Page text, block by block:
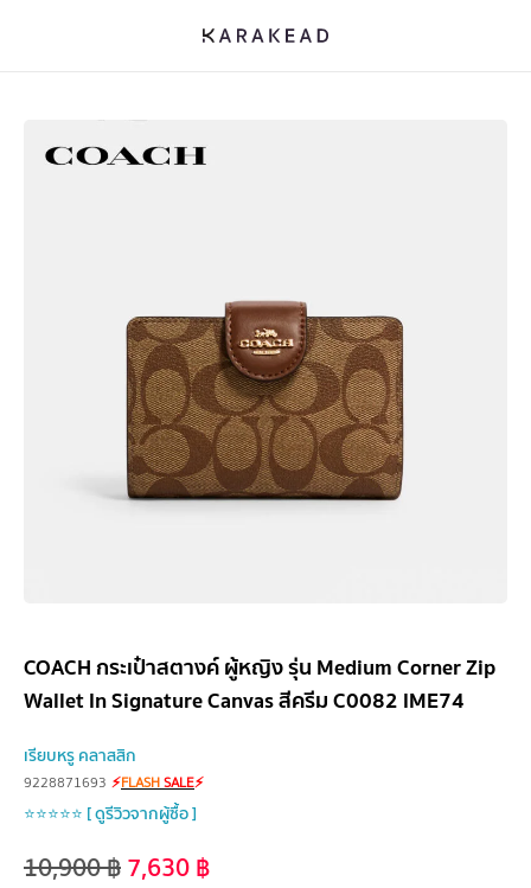
COACH กระเป๋าสตางค์ ผู้หญิง รุ่น Medium Corner Zip
Wallet In Signature Canvas สีครีม C0082 IME74
เรียบหรู คลาสสิก
9228871693 ⚡FLASHSALE⚡
⭐⭐⭐⭐⭐ [ ดูรีวิวจากผู้ซื้อ ]
10,900฿7,630฿